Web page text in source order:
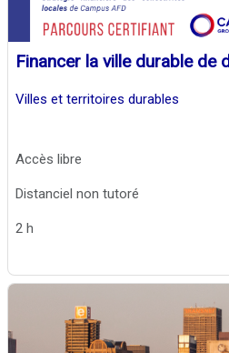
Financer la ville durable de
Villes et territoires durables
Accès libre
Distanciel non tutoré
2 h